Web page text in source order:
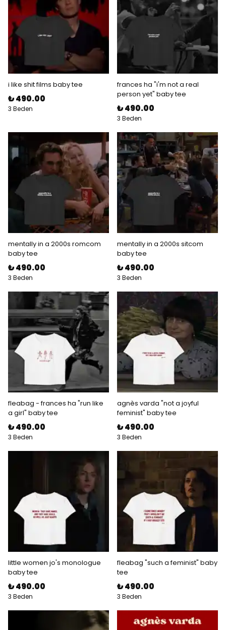
i like shit films baby tee
₺ 490.00
3 Beden
frances ha "i'm not a real
person yet" baby tee
₺ 490.00
3 Beden
mentally in a 2000s romcom
baby tee
₺ 490.00
3 Beden
mentally in a 2000s sitcom
baby tee
₺ 490.00
3 Beden
fleabag - frances ha "run like
a girl" baby tee
₺ 490.00
3 Beden
agnès varda "not a joyful
feminist" baby tee
₺ 490.00
3 Beden
little women jo's monologue
baby tee
₺ 490.00
3 Beden
fleabag "such a feminist" baby
tee
₺ 490.00
3 Beden